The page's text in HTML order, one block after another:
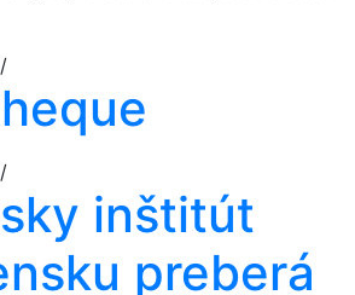
/
/
inštitút
preberá